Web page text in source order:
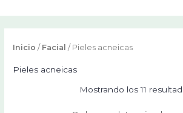
Inicio / Facial / Pieles acneicas
Pieles acneicas
Mostrando los 11